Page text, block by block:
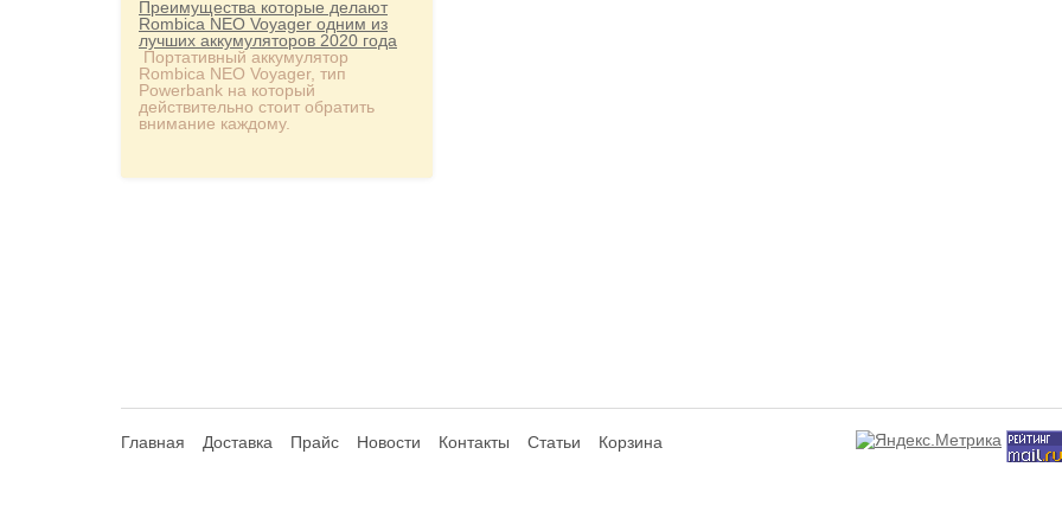
Преимущества которые делают
Rombica NEO Voyager одним из
лучших аккумуляторов 2020 года
Портативный аккумулятор
Rombica NEO Voyager, тип
Powerbank на который
действительно стоит обратить
внимание каждому.
Главная Доставка Прайс Новости Контакты Статьи Корзина